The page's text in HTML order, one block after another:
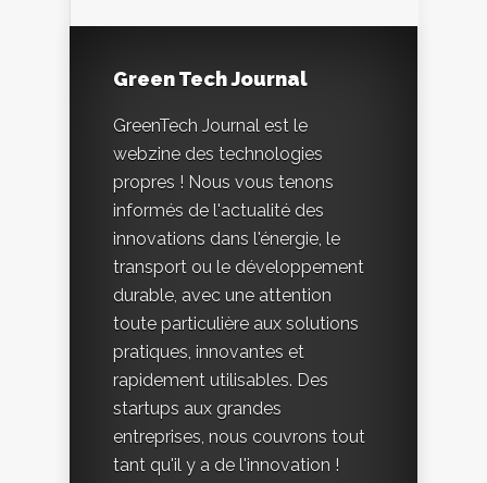
Green Tech Journal
GreenTech Journal est le
webzine des technologies
propres ! Nous vous tenons
informés de l'actualité des
innovations dans l'énergie, le
transport ou le développement
durable, avec une attention
toute particulière aux solutions
pratiques, innovantes et
rapidement utilisables. Des
startups aux grandes
entreprises, nous couvrons tout
tant qu'il y a de l'innovation !